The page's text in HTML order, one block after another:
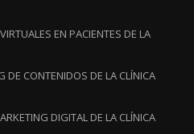
EN PACIENTES DE LA
DE CONTENIDOS DE LA CLÍNICA
DIGITAL DE LA CLÍNICA